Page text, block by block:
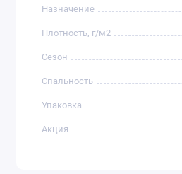
Назначение
Плотность, г/м2
Сезон
Спальность
Упаковка
Акция